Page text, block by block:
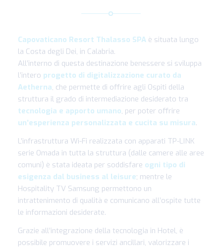
Capovaticano Resort Thalasso SPAè situata lungo
la Costa degli Dei, in Calabria.
All’interno di questa destinazione benessere si sviluppa
l’intero progetto di digitalizzazione curato da
Aetherna, che permette di offrire agli Ospiti della
struttura il grado di intermediazione desiderato tra
tecnologia e apporto umano, per poter offrire
un’esperienza personalizzata e cucita su misura.
L’infrastruttura Wi-Fi realizzata con apparati TP-LINK
serie Omada in tutta la struttura (dalle camere alle aree
comuni) è stata ideata per soddisfare ogni tipo di
esigenza dal business al leisure; mentre le
Hospitality TV Samsung permettono un
intrattenimento di qualità e comunicano all’ospite tutte
le informazioni desiderate.
Grazie all’integrazione della tecnologia in Hotel, è
possibile promuovere i servizi ancillari, valorizzare i